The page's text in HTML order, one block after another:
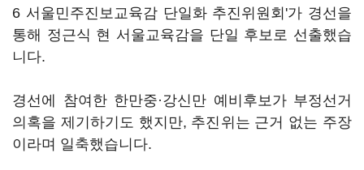
6 서울민주진보교육감 단일화 추진위원회'가 경선을
통해 정근식 현 서울교육감을 단일 후보로 선출했습
니다.
경선에 참여한 한만중·강신만 예비후보가 부정선거
의혹을 제기하기도 했지만, 추진위는 근거 없는 주장
이라며 일축했습니다.